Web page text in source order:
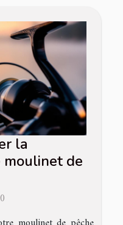
la
de